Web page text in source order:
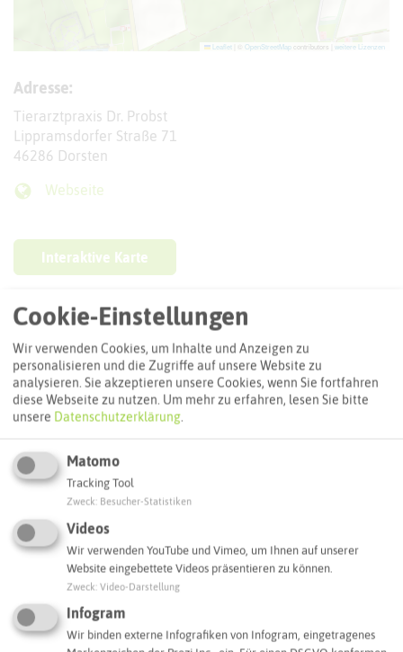
Leaflet OpenStreetMap contributors | weitere Lizenzen
Adresse:
Tierarztpraxis Dr. Probst
Lippramsdorfer Straße 71
46286 Dorsten
Webseite
Interaktive Karte
Routenplanung zum Ziel:
ÖPNV-Route finden
ATTRAKTIONEN IN DER UMGEBUNG
Was ihr hier noch erleben könnt
DORSTEN
Cookie-Einstellungen
Wir verwenden Cookies, um Inhalte und Anzeigen zu
personalisieren und die Zugriffe auf unsere Website zu
analysieren. Sie akzeptieren unsere Cookies, wenn Sie fortfahren
diese Webseite zu nutzen. Um mehr zu erfahren, lesen Sie bitte
unsere Datenschutzerklärung.
Matomo
Tracking Tool
Zweck Besucher-Statistiken
Videos
Wir verwenden YouTube und Vimeo, um Ihnen auf unserer
Website eingebettete Videos präsentieren zu können.
Zweck Video-Darstellung
Infogram
Wir binden externe Infografiken von Infogram, eingetragenes